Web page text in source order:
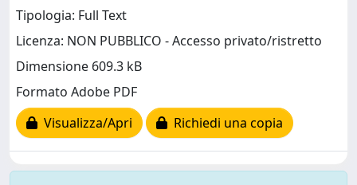
Tipologia: Full Text
Licenza: NON PUBBLICO - Accesso privato/ristretto
Dimensione 609.3 kB
Formato Adobe PDF
Visualizza/Apri
Richiedi una copia